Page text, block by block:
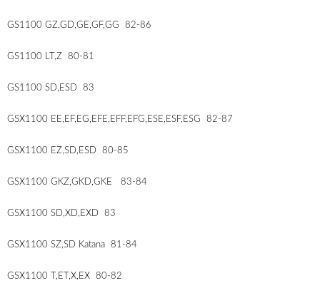
GS1100 GZ,GD,GE,GF,GG 82-86
GS1100 LT,Z 80-81
GS1100 SD,ESD 83
GSX1100 EE,EF,EG,EFE,EFF,EFG,ESE,ESF,ESG 82-87
GSX1100 EZ,SD,ESD 80-85
GSX1100 GKZ,GKD,GKE 83-84
GSX1100 SD,XD,EXD 83
GSX1100 SZ,SD Katana 81-84
GSX1100 T,ET,X,EX 80-82